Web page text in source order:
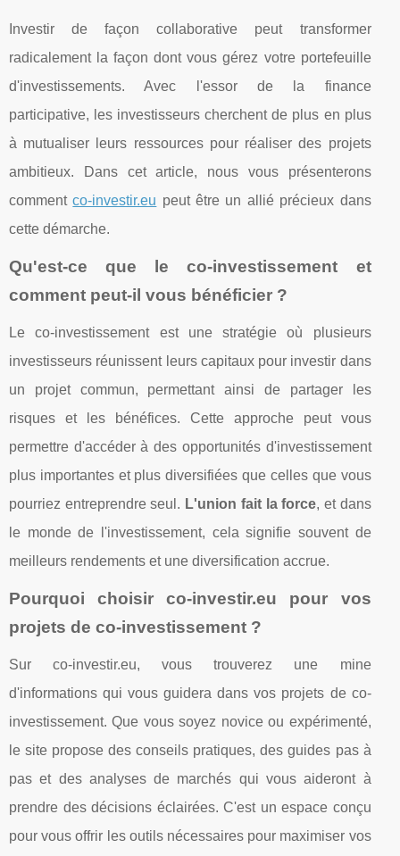
Investir de façon collaborative peut transformer
radicalement la façon dont vous gérez votre portefeuille
d'investissements. Avec l'essor de la finance
participative, les investisseurs cherchent de plus en plus
à mutualiser leurs ressources pour réaliser des projets
ambitieux. Dans cet article, nous vous présenterons
commentco-investir.eu peut être un allié précieux dans
cette démarche.
Qu'est-ce que le co-investissement et
comment peut-il vous bénéficier ?
Le co-investissement est une stratégie où plusieurs
investisseurs réunissent leurs capitaux pour investir dans
un projet commun, permettant ainsi de partager les
risques et les bénéfices. Cette approche peut vous
permettre d'accéder à des opportunités d'investissement
plus importantes et plus diversifiées que celles que vous
pourriez entreprendre seul. L'union fait la force, et dans
le monde de l'investissement, cela signifie souvent de
meilleurs rendements et une diversification accrue.
Pourquoi choisir co-investir.eu pour vos
projets de co-investissement ?
Sur co-investir.eu, vous trouverez une mine
d'informations qui vous guidera dans vos projets de co-
investissement. Que vous soyez novice ou expérimenté,
le site propose des conseils pratiques, des guides pas à
pas et des analyses de marchés qui vous aideront à
prendre des décisions éclairées. C'est un espace conçu
pour vous offrir les outils nécessaires pour maximiser vos